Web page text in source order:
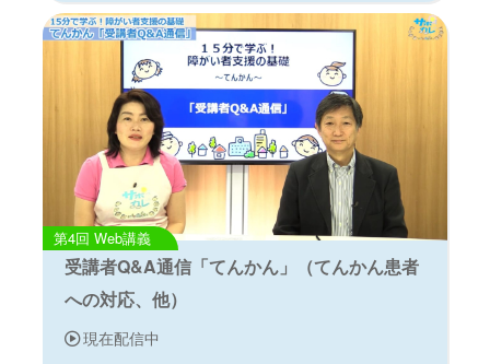
Web講義
受講者Q&A通信「てんかん」（てんかん患者
への対応、他）
現在配信中